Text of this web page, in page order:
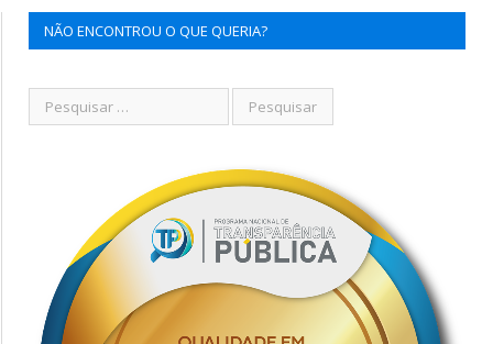
NÃO ENCONTROU O QUE QUERIA?